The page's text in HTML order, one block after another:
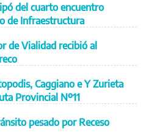
del cuarto encuentro
de Infraestructura
de Vialidad recibió al
Caggiano e Y Zurieta
Provincial Nº11
pesado por Receso